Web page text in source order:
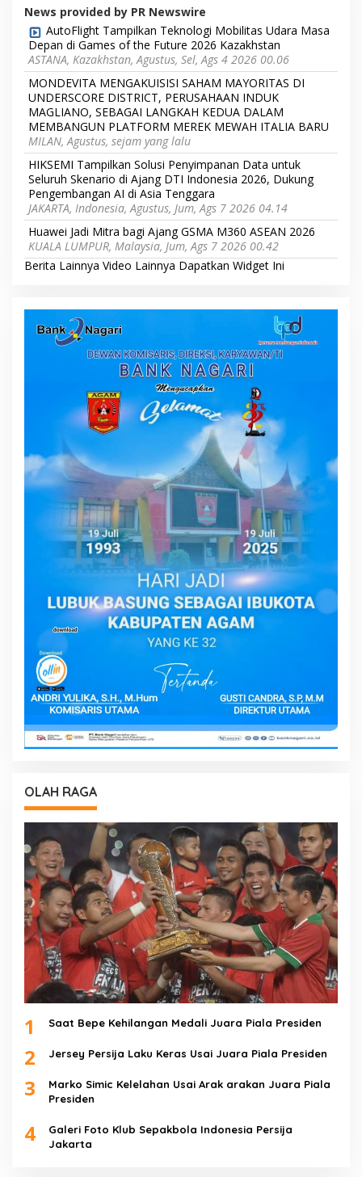
News provided by PR Newswire
AutoFlight Tampilkan Teknologi Mobilitas Udara Masa
Depan di Games of the Future 2026 Kazakhstan
ASTANA, Kazakhstan, Agustus, Sel, Ags 4 2026 00.06
MONDEVITA MENGAKUISISI SAHAM MAYORITAS DI
UNDERSCORE DISTRICT, PERUSAHAAN INDUK
MAGLIANO, SEBAGAI LANGKAH KEDUA DALAM
MEMBANGUN PLATFORM MEREK MEWAH ITALIA BARU
MILAN, Agustus, sejam yang lalu
HIKSEMI Tampilkan Solusi Penyimpanan Data untuk
Seluruh Skenario di Ajang DTI Indonesia 2026, Dukung
Pengembangan AI di Asia Tenggara
JAKARTA, Indonesia, Agustus, Jum, Ags 7 2026 04.14
Huawei Jadi Mitra bagi Ajang GSMA M360 ASEAN 2026
KUALA LUMPUR, Malaysia, Jum, Ags 7 2026 00.42
Berita Lainnya Video Lainnya Dapatkan Widget Ini
OLAH RAGA
1 Saat Bepe Kehilangan Medali Juara Piala Presiden
2 Jersey Persija Laku Keras Usai Juara Piala Presiden
3
Marko Simic Kelelahan Usai Arak arakan Juara Piala
Presiden
4
Galeri Foto Klub Sepakbola Indonesia Persija
Jakarta